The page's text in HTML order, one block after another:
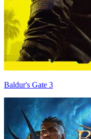
Baldur's Gate 3